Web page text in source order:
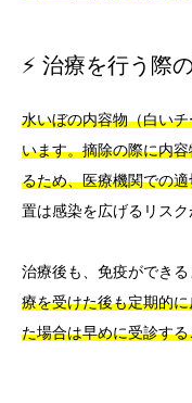
⚡ 治療を行う際
水いぼの内容物（白い
います。摘除の際に内
るため、医療機関での
置は感染を広げるリスク
治療後も、免疫ができる
療を受けた後も定期的
た場合は早めに受診す